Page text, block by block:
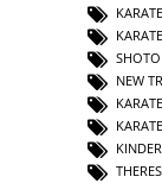
NEW